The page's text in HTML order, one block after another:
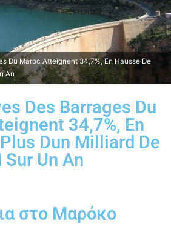
Du Maroc Atteignent 34,7%, En Hausse De
An
Des Barrages Du
34,7%, En
Dun Milliard De
Sur Un An
στο Μαρόκο